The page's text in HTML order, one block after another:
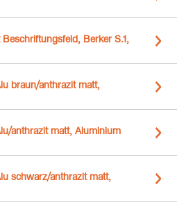
Berker S.1,
braun/anthrazit matt,
anthrazit matt, Aluminium
schwarz/anthrazit matt,